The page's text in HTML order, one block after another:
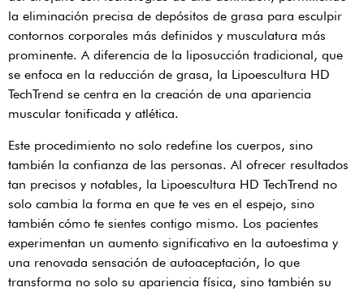
la eliminación precisa de depósitos de grasa para esculpir
contornos corporales más definidos y musculatura más
prominente. A diferencia de la liposucción tradicional, que
se enfoca en la reducción de grasa, la Lipoescultura HD
TechTrend se centra en la creación de una apariencia
muscular tonificada y atlética.
Este procedimiento no solo redefine los cuerpos, sino
también la confianza de las personas. Al ofrecer resultados
tan precisos y notables, la Lipoescultura HD TechTrend no
solo cambia la forma en que te ves en el espejo, sino
también cómo te sientes contigo mismo. Los pacientes
experimentan un aumento significativo en la autoestima y
una renovada sensación de autoaceptación, lo que
transforma no solo su apariencia física, sino también su